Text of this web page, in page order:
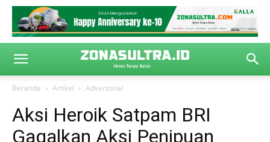
Beranda Artikel Advertorial
Aksi Heroik Satpam BRI
Gagalkan Aksi Penipuan